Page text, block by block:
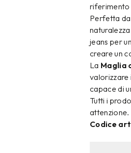
riferimento
Perfetta
jeans per
creare un
La Maglia
valorizzare
capace di
Tutti i
attenzione.
Codice